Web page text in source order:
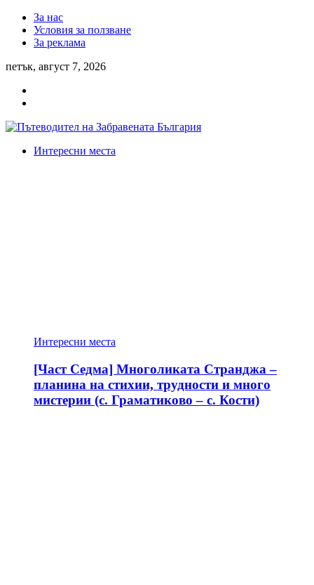
За нас
Условия за ползване
За реклама
петък, август 7, 2026
Интересни места
Интересни места
[Част Седма] Многоликата Странджа –
планина на стихии, трудности и много
мистерии (с. Граматиково – с. Кости)